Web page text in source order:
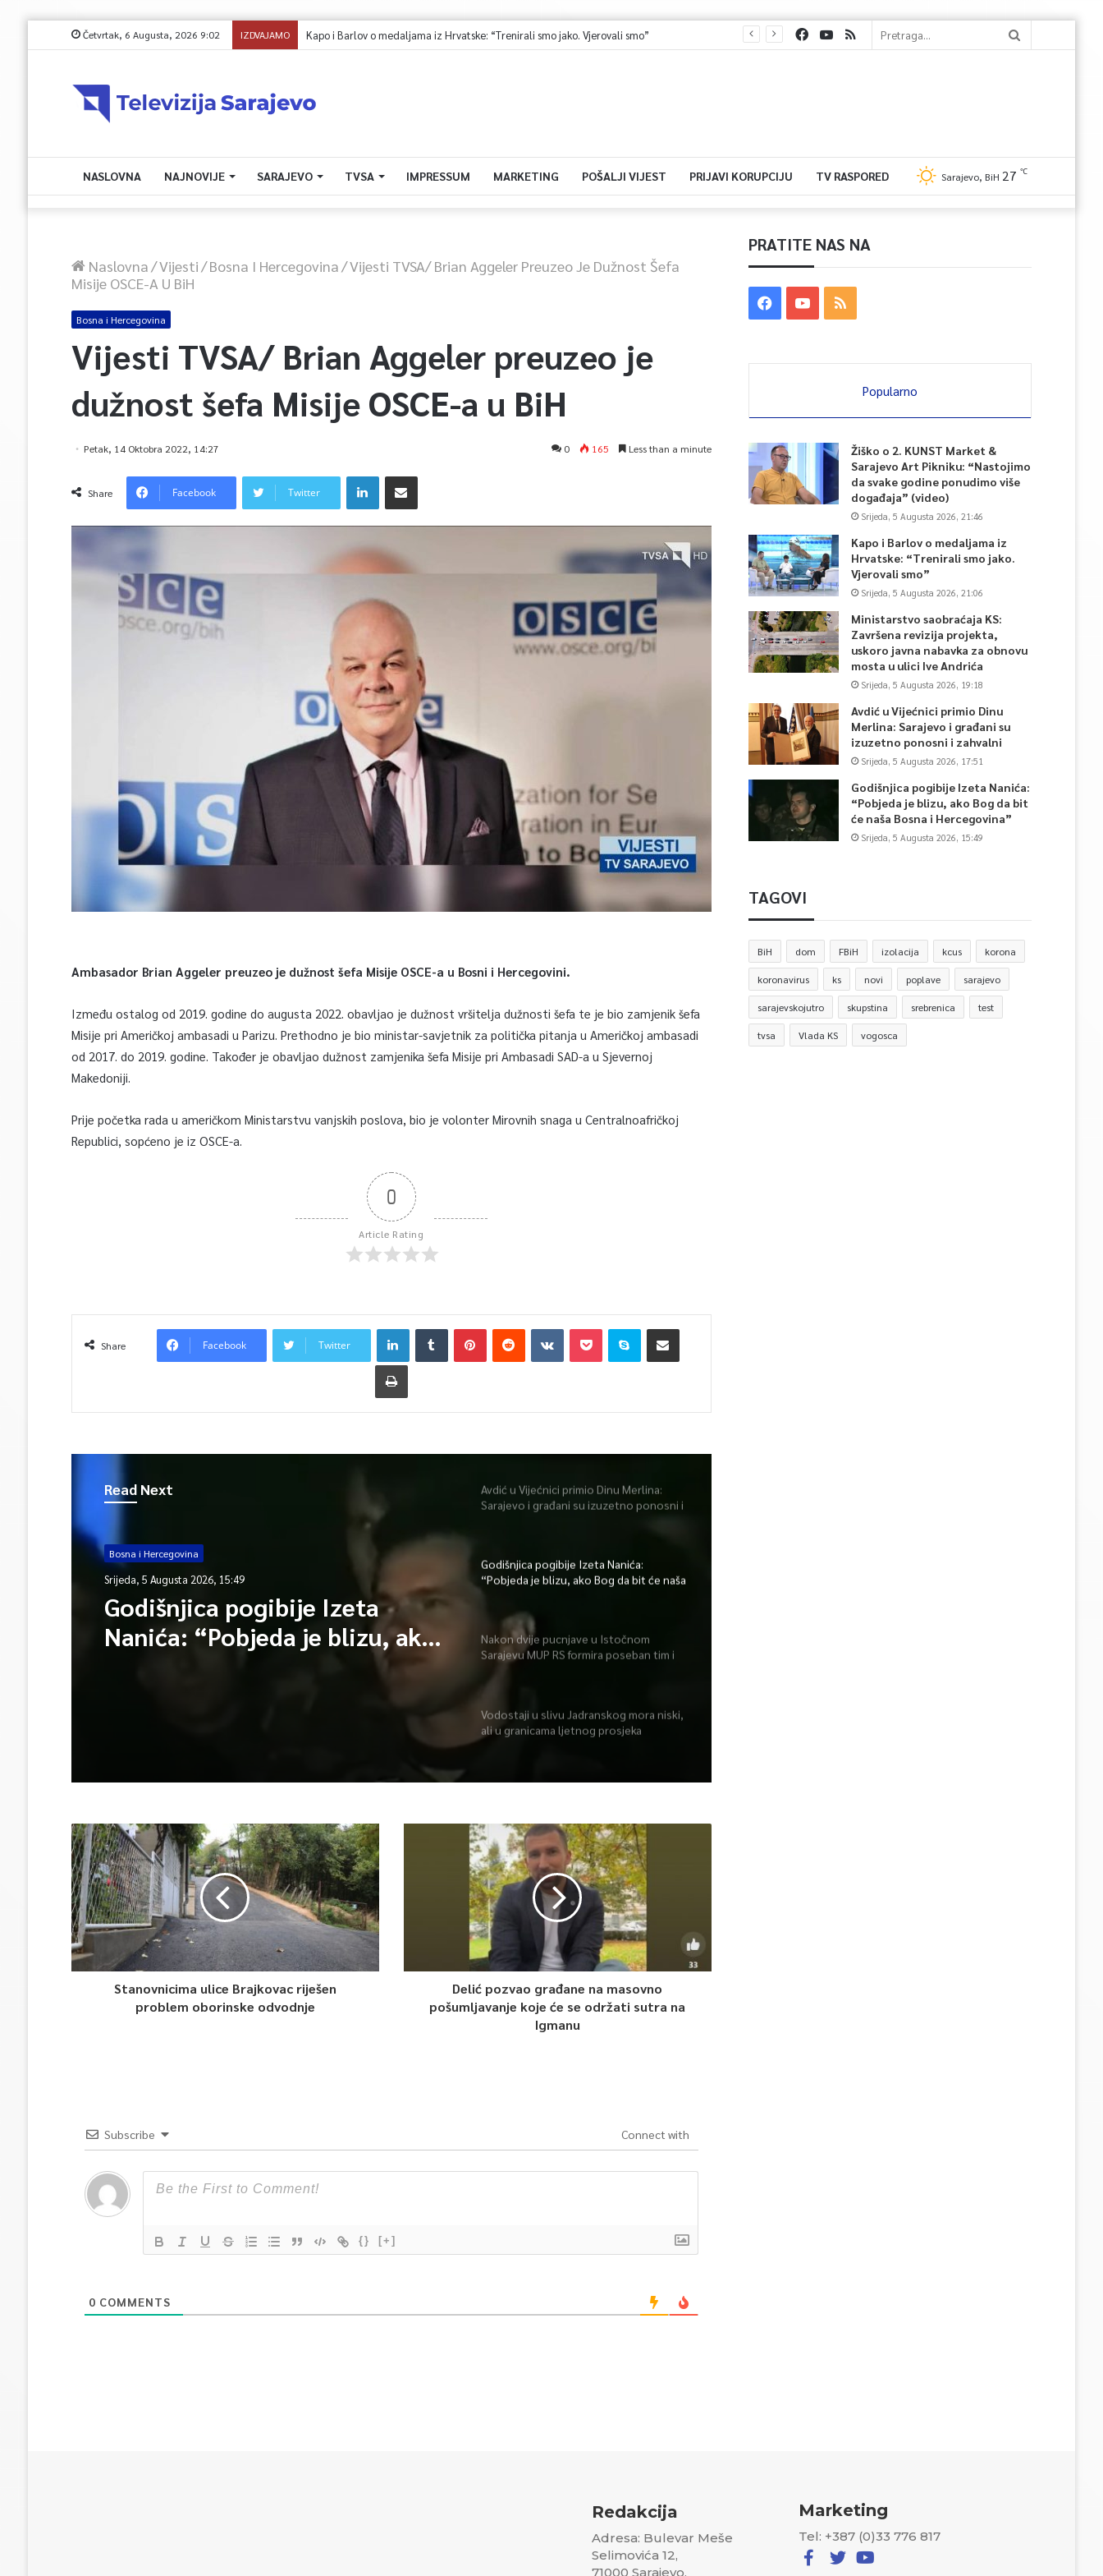
Četvrtak, 6 Augusta, 2026 9:02 IZDVAJAMO Kapo i Barlov o medaljama iz Hrvatske: “Trenirali smo jako. Vjerovali smo”
NASLOVNA NAJNOVIJE SARAJEVO TVSA IMPRESSUM MARKETING POŠALJI VIJEST PRIJAVI KORUPCIJU TV RASPORED Sarajevo, BiH 27 ℃
Naslovna/Vijesti/Bosna I Hercegovina/Vijesti TVSA/ Brian Aggeler Preuzeo Je Dužnost Šefa
Misije OSCE-A U BiH
Bosna i Hercegovina
Vijesti TVSA/ Brian Aggeler preuzeo je
dužnost šefa Misije OSCE-a u BiH
Petak, 14 Oktobra 2022, 14:27 0 165 Less than a minute
Share Facebook Twitter
Ambasador Brian Aggeler preuzeo je dužnost šefa Misije OSCE-a u Bosni i Hercegovini.
Između ostalog od 2019. godine do augusta 2022. obavljao je dužnost vršitelja dužnosti šefa te je bio zamjenik šefa
Misije pri Američkoj ambasadi u Parizu. Prethodno je bio ministar-savjetnik za politička pitanja u Američkoj ambasadi
od 2017. do 2019. godine. Također je obavljao dužnost zamjenika šefa Misije pri Ambasadi SAD-a u Sjevernoj
Makedoniji.
Prije početka rada u američkom Ministarstvu vanjskih poslova, bio je volonter Mirovnih snaga u Centralnoafričkoj
Republici, sopćeno je iz OSCE-a.
0
Article Rating
Share Facebook Twitter
Read Next
Bosna i Hercegovina
Srijeda, 5 Augusta 2026, 15:49
Godišnjica pogibije Izeta
Nanića: “Pobjeda je blizu, ako
Bog da bit će naša Bosna i
Avdić u Vijećnici primio Dinu Merlina:
Sarajevo i građani su izuzetno ponosni i
Godišnjica pogibije Izeta Nanića:
“Pobjeda je blizu, ako Bog da bit će naša
Nakon dvije pucnjave u Istočnom
Sarajevu MUP RS formira poseban tim i
Vodostaji u slivu Jadranskog mora niski,
ali u granicama ljetnog prosjeka
Stanovnicima ulice Brajkovac riješen
problem oborinske odvodnje
Delić pozvao građane na masovno
pošumljavanje koje će se održati sutra na
Igmanu
Subscribe Connect with
{} [+]
0 COMMENTS
PRATITE NAS NA
Popularno
Žiško o 2. KUNST Market &
Sarajevo Art Pikniku: “Nastojimo
da svake godine ponudimo više
događaja” (video)
Srijeda, 5 Augusta 2026, 21:46
Kapo i Barlov o medaljama iz
Hrvatske: “Trenirali smo jako.
Vjerovali smo”
Srijeda, 5 Augusta 2026, 21:06
Ministarstvo saobraćaja KS:
Završena revizija projekta,
uskoro javna nabavka za obnovu
mosta u ulici Ive Andrića
Srijeda, 5 Augusta 2026, 19:18
Avdić u Vijećnici primio Dinu
Merlina: Sarajevo i građani su
izuzetno ponosni i zahvalni
Srijeda, 5 Augusta 2026, 17:51
Godišnjica pogibije Izeta Nanića:
“Pobjeda je blizu, ako Bog da bit
će naša Bosna i Hercegovina”
Srijeda, 5 Augusta 2026, 15:49
TAGOVI
BiH dom FBiH izolacija kcus korona
koronavirus ks novi poplave sarajevo
sarajevskojutro skupstina srebrenica test
tvsa Vlada KS vogosca
Redakcija
Adresa: Bulevar Meše
Selimovića 12,
71000 Sarajevo,
Marketing
Tel: +387 (0)33 776 817